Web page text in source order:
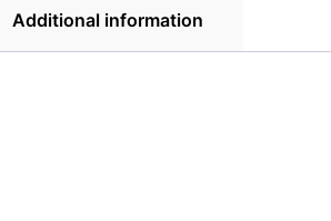
Additional information